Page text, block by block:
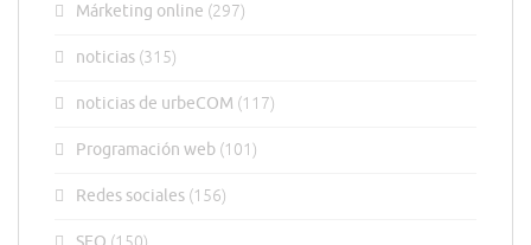
Márketing online (297)
noticias (315)
noticias de urbeCOM (117)
Programación web (101)
Redes sociales (156)